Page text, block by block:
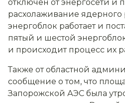
отключен от энергосети и
расхолаживание ядерного
энергоблок работает и
пятый и шестой
и происходит процесс их
Также от областной
сообщение о том, что
Запорожской АЭС была